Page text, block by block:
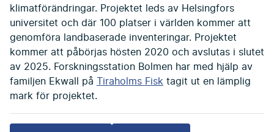
klimatförändringar. Projektet leds av Helsingfors
universitet och där 100 platser i världen kommer att
genomföra landbaserade inventeringar. Projektet
kommer att påbörjas hösten 2020 och avslutas i slutet
av 2025. Forskningsstation Bolmen har med hjälp av
familjen Ekwall på
Tiraholms Fisk tagit ut en lämplig
mark för projektet.